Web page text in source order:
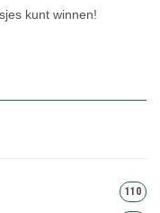
kunt winnen!
110